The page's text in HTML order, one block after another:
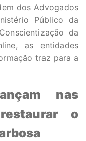
dos Advogados
Público da
da
as entidades
traz para a
nas
o